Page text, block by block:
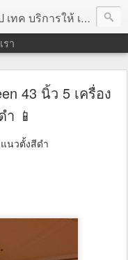
วีจอแบน จอทัชสกรีน ตู้คีออส วีดีโอวอล และอุปกรณ์อื่น ๆ บริการให้เช่าเป็น รายวัน
รา
43 นิ้ว 5 เครื่อง
📱
นวตั้งสีดำ